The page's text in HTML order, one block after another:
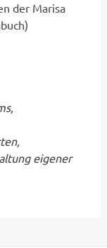
der Marisa
eigener